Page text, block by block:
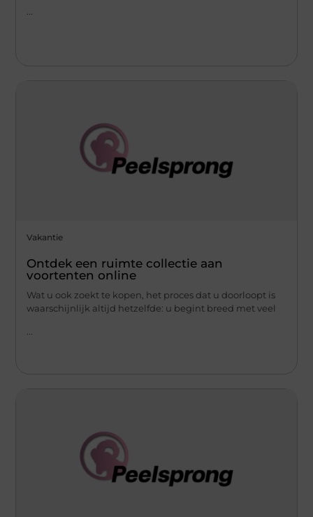
Vakantie
Ontdek een ruimte collectie aan
voortenten online
Wat u ook zoekt te kopen, het proces dat u doorloopt is
waarschijnlijk altijd hetzelfde: u begint breed met veel